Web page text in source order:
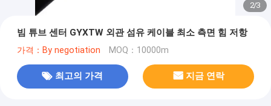
2/3
빔 튜브 센터 GYXTW 외관 섬유 케이블 최소 측면 힘 저항
가격：By negotiation MOQ：10000m
최고의 가격 지금 연락